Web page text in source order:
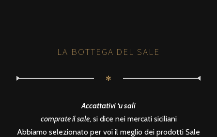
LA BOTTEGA DEL SALE
✻
Accattativi ‘u sali
comprate il sale, si dice nei mercati siciliani
Abbiamo selezionato per voi il meglio dei prodotti Sale